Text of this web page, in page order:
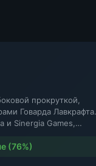
прокруткой,
Говарда Лавкрафта.
и Sinergia Games,…
(76%)